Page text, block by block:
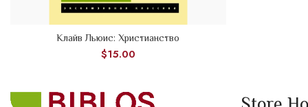
ADD TO CART
Клайв Льюис: Христианство
$15.00